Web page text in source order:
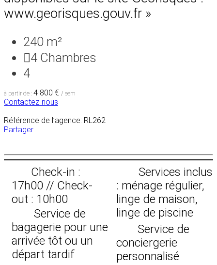
www.georisques.gouv.fr »
240 m²
4 Chambres
4
à partir de : 4 800 € / sem
Contactez-nous
Référence de l’agence: RL262
Partager
Check-in :
17h00 // Check-
out : 10h00
Service de
bagagerie pour une
arrivée tôt ou un
départ tardif
Services inclus
: ménage régulier,
linge de maison,
linge de piscine
Service de
conciergerie
personnalisé